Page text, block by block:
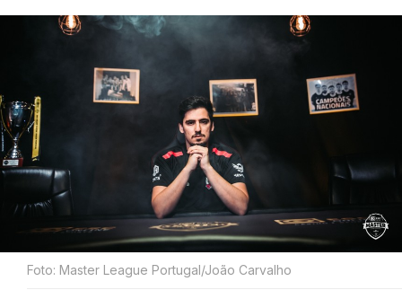
Foto: Master League Portugal/João Carvalho